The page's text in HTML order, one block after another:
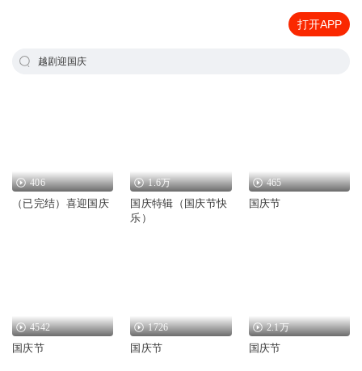
打开APP
越剧迎国庆
406
（已完结）喜迎国庆
1.6万
国庆特辑（国庆节快
乐）
465
国庆节
4542
国庆节
1726
国庆节
2.1万
国庆节